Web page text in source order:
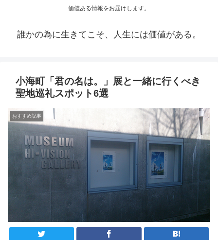
価値ある情報をお届けします。
誰かの為に生きてこそ、人生には価値がある。
小海町「君の名は。」展と一緒に行くべき
聖地巡礼スポット6選
おすすめ記事